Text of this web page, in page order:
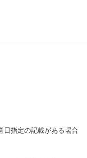
日指定の記載がある場合